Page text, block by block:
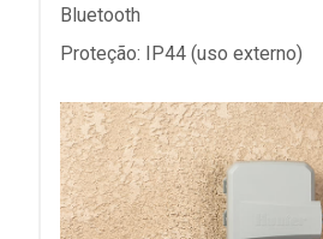
Bluetooth
Proteção: IP44 (uso externo)